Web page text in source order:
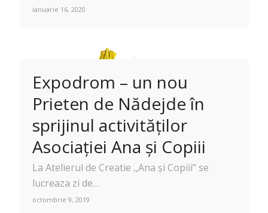
ianuarie 16, 2020
Expodrom – un nou
Prieten de Nădejde în
sprijinul activităților
Asociației Ana și Copiii
La Atelierul de Creatie ,,Ana și Copiii” se
lucreaza zi de…
octombrie 9, 2019